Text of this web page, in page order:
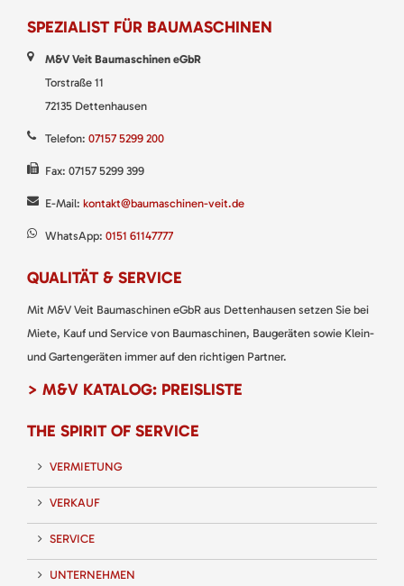
SPEZIALIST FÜR BAUMASCHINEN
M&V Veit Baumaschinen eGbR
Torstraße 11
72135 Dettenhausen
Telefon: 07157 5299 200
Fax: 07157 5299 399
E-Mail: kontakt@baumaschinen-veit.de
WhatsApp: 0151 61147777
QUALITÄT & SERVICE
Mit M&V Veit Baumaschinen eGbR aus Dettenhausen setzen Sie bei
Miete, Kauf und Service von Baumaschinen, Baugeräten sowie Klein-
und Gartengeräten immer auf den richtigen Partner.
> M&V KATALOG: PREISLISTE
THE SPIRIT OF SERVICE
VERMIETUNG
VERKAUF
SERVICE
UNTERNEHMEN